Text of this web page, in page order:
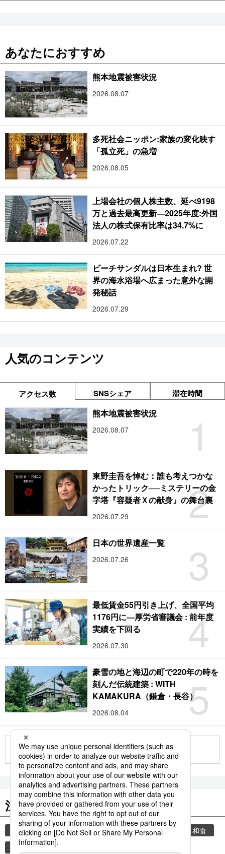
あなたにおすすめ
熊本地震被害状況
2026.08.07
多死社会ニッポン:家族の変化映す
「孤立死」の急増
2026.08.05
上場会社の個人株主数、延べ9198
万と過去最高更新―2025年度:外国
法人の株式保有比率は34.7%に
2026.07.22
ビーチサンダルは日本生まれ? 世
界の海水浴場へ広まった意外な開
発秘話
2026.07.29
人気のコンテンツ
アクセス数 SNSシェア 滞在時間
1
熊本地震被害状況
2026.08.07
2
東野圭吾を悼む：誰も考えつかな
かったトリック──ミステリーの金
字塔『容疑者Ｘの献身』の舞台裏
2026.07.29
3
日本の世界遺産一覧
2026.07.26
4
最低賃金55円引き上げ、全国平均
1176円に―厚労省審議会 : 前年度
実績を下回る
2026.07.30
5
豪雪の地と海辺の町で220年の時を
刻んだ伝統建築 : WITH
KAMAKURA（鎌倉・長谷）
2026.08.04
もっと見る
注目のキーワード
共同通信ニュース イチロー 国民栄誉賞
和食
食材
大谷翔平